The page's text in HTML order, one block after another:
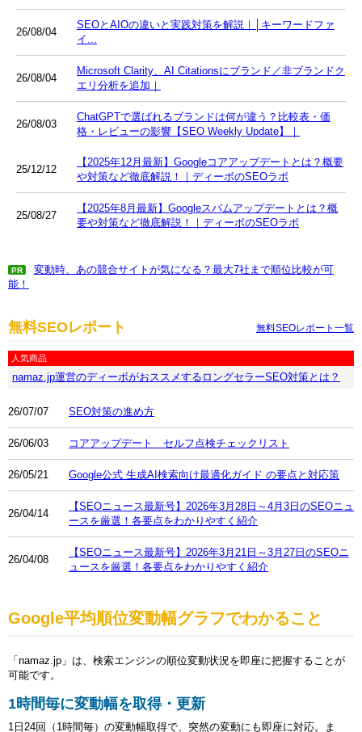
26/08/04
SEOとAIOの違いと実践対策を解説｜│キーワードファ
イ...
26/08/04
Microsoft Clarity、AI Citationsにブランド／非ブランドク
エリ分析を追加｜
26/08/03
ChatGPTで選ばれるブランドは何が違う？比較表・価
格・レビューの影響【SEO Weekly Update】｜
25/12/12
【2025年12月最新】Googleコアアップデートとは？概要
や対策など徹底解説！｜ディーボのSEOラボ
25/08/27
【2025年8月最新】Googleスパムアップデートとは？概
要や対策など徹底解説！｜ディーボのSEOラボ
PR
変動時、あの競合サイトが気になる？最大7社まで順位比較が可
能！
無料SEOレポート 無料SEOレポート一覧
人気商品
namaz.jp運営のディーボがおススメするロングセラーSEO対策とは？
26/07/07 SEO対策の進め方
26/06/03 コアアップデート セルフ点検チェックリスト
26/05/21 Google公式 生成AI検索向け最適化ガイド の要点と対応策
26/04/14
【SEOニュース最新号】2026年3月28日～4月3日のSEOニュ
ースを厳選！各要点をわかりやすく紹介
26/04/08
【SEOニュース最新号】2026年3月21日～3月27日のSEOニ
ュースを厳選！各要点をわかりやすく紹介
Google平均順位変動幅グラフでわかること
「namaz.jp」は、検索エンジンの順位変動状況を即座に把握することが
可能です。
1時間毎に変動幅を取得・更新
1日24回（1時間毎）の変動幅取得で、突然の変動にも即座に対応。ま